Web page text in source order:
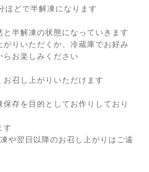
ほどで半解凍になります
と半解凍の状態になっていきます
りいただくか、冷蔵庫でお好み
らお楽しみください
お召し上がりいただけます
保存を目的としてお作りしており
す
や翌日以降のお召し上がりはご遠